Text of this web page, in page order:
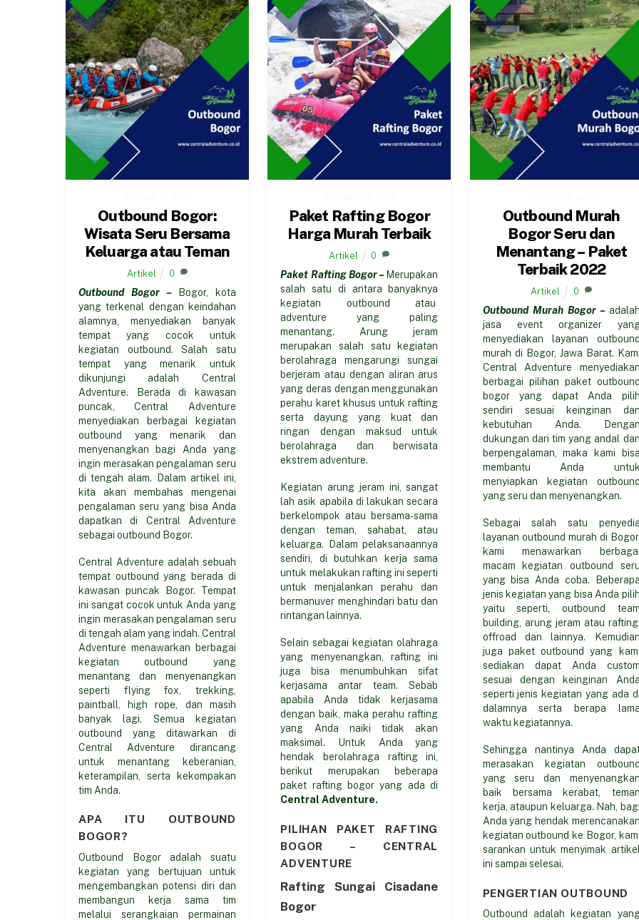
Outbound Bogor:
Wisata Seru Bersama
Keluarga atau Teman
Artikel 0
Outbound Bogor – Bogor, kota
yang terkenal dengan keindahan
alamnya, menyediakan banyak
tempat yang cocok untuk
kegiatan outbound. Salah satu
tempat yang menarik untuk
dikunjungi adalah Central
Adventure. Berada di kawasan
puncak, Central Adventure
menyediakan berbagai kegiatan
outbound yang menarik dan
menyenangkan bagi Anda yang
ingin merasakan pengalaman seru
di tengah alam. Dalam artikel ini,
kita akan membahas mengenai
pengalaman seru yang bisa Anda
dapatkan di Central Adventure
sebagai outbound Bogor.
Central Adventure adalah sebuah
tempat outbound yang berada di
kawasan puncak Bogor. Tempat
ini sangat cocok untuk Anda yang
ingin merasakan pengalaman seru
di tengah alam yang indah. Central
Adventure menawarkan berbagai
kegiatan outbound yang
menantang dan menyenangkan
seperti flying fox, trekking,
paintball, high rope, dan masih
banyak lagi. Semua kegiatan
outbound yang ditawarkan di
Central Adventure dirancang
untuk menantang keberanian,
keterampilan, serta kekompakan
tim Anda.
APA ITU OUTBOUND
BOGOR?
Outbound Bogor adalah suatu
kegiatan yang bertujuan untuk
mengembangkan potensi diri dan
membangun kerja sama tim
melalui serangkaian permainan
Paket Rafting Bogor
Harga Murah Terbaik
Artikel 0
Paket Rafting Bogor –Merupakan
salah satu di antara banyaknya
kegiatan outbound atau
adventure yang paling
menantang. Arung jeram
merupakan salah satu kegiatan
berolahraga mengarungi sungai
berjeram atau dengan aliran arus
yang deras dengan menggunakan
perahu karet khusus untuk rafting
serta dayung yang kuat dan
ringan dengan maksud untuk
berolahraga dan berwisata
ekstrem adventure.
Kegiatan arung jeram ini, sangat
lah asik apabila di lakukan secara
berkelompok atau bersama-sama
dengan teman, sahabat, atau
keluarga. Dalam pelaksanaannya
sendiri, di butuhkan kerja sama
untuk melakukan rafting ini seperti
untuk menjalankan perahu dan
bermanuver menghindari batu dan
rintangan lainnya.
Selain sebagai kegiatan olahraga
yang menyenangkan, rafting ini
juga bisa menumbuhkan sifat
kerjasama antar team. Sebab
apabila Anda tidak kerjasama
dengan baik, maka perahu rafting
yang Anda naiki tidak akan
maksimal. Untuk Anda yang
hendak berolahraga rafting ini,
berikut merupakan beberapa
paket rafting bogor yang ada di
Central Adventure.
PILIHAN PAKET RAFTING
BOGOR – CENTRAL
ADVENTURE
Rafting Sungai Cisadane
Bogor
Outbound Murah
Bogor Seru dan
Menantang – Paket
Terbaik 2022
Artikel 0
Outbound Murah Bogor – adalah
jasa event organizer
menyediakan layanan outbound
murah di Bogor, Jawa Barat. Kami
Central Adventure menyediakan
berbagai pilihan paket outbound
bogor yang dapat Anda pilih
sendiri sesuai keinginan dan
kebutuhan Anda. Dengan
dukungan dari tim yang andal dan
berpengalaman, maka kami bisa
membantu Anda untuk
menyiapkan kegiatan outbound
yang seru dan menyenangkan.
Sebagai salah satu penyedia
layanan outbound murah di Bogor,
kami menawarkan berbagai
macam kegiatan outbound seru
yang bisa Anda coba. Beberapa
jenis kegiatan yang bisa Anda pilih
yaitu seperti, outbound team
building, arung jeram atau rafting,
offroad dan lainnya. Kemudian
juga paket outbound yang kami
sediakan dapat Anda custom
sesuai dengan keinginan Anda
seperti jenis kegiatan yang ada di
dalamnya serta berapa lama
waktu kegiatannya.
Sehingga nantinya Anda
merasakan kegiatan outbound
yang seru dan menyenangkan
baik bersama kerabat, teman
kerja, ataupun keluarga. Nah, bagi
Anda yang hendak merencanakan
kegiatan outbound ke Bogor, kami
sarankan untuk menyimak artikel
ini sampai selesai.
PENGERTIAN OUTBOUND
Outbound adalah kegiatan